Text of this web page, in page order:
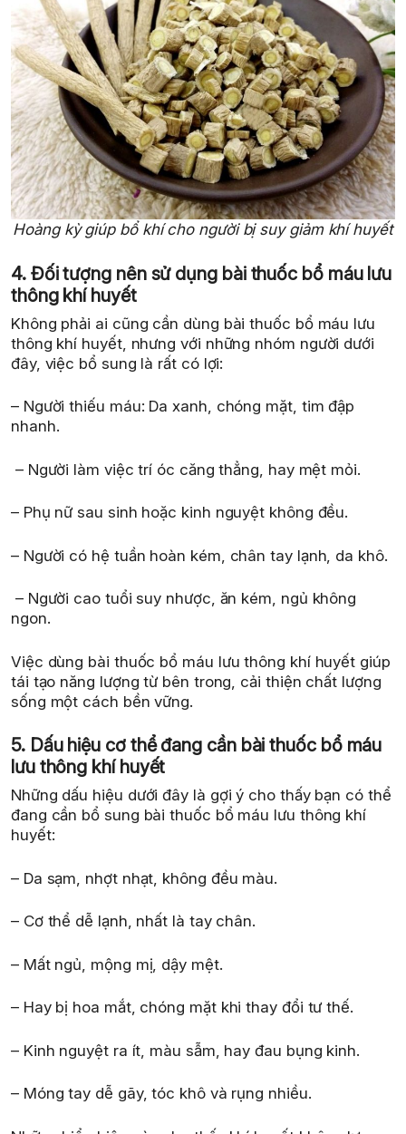
Hoàng kỳ giúp bổ khí cho người bị suy giảm khí huyết
4. Đối tượng nên sử dụng bài thuốc bổ máu lưu
thông khí huyết
Không phải ai cũng cần dùng bài thuốc bổ máu lưu
thông khí huyết, nhưng với những nhóm người dưới
đây, việc bổ sung là rất có lợi:
– Người thiếu máu: Da xanh, chóng mặt, tim đập
nhanh.
– Người làm việc trí óc căng thẳng, hay mệt mỏi.
– Phụ nữ sau sinh hoặc kinh nguyệt không đều.
– Người có hệ tuần hoàn kém, chân tay lạnh, da khô.
– Người cao tuổi suy nhược, ăn kém, ngủ không
ngon.
Việc dùng bài thuốc bổ máu lưu thông khí huyết giúp
tái tạo năng lượng từ bên trong, cải thiện chất lượng
sống một cách bền vững.
5. Dấu hiệu cơ thể đang cần bài thuốc bổ máu
lưu thông khí huyết
Những dấu hiệu dưới đây là gợi ý cho thấy bạn có thể
đang cần bổ sung bài thuốc bổ máu lưu thông khí
huyết:
– Da sạm, nhợt nhạt, không đều màu.
– Cơ thể dễ lạnh, nhất là tay chân.
– Mất ngủ, mộng mị, dậy mệt.
– Hay bị hoa mắt, chóng mặt khi thay đổi tư thế.
– Kinh nguyệt ra ít, màu sẫm, hay đau bụng kinh.
– Móng tay dễ gãy, tóc khô và rụng nhiều.